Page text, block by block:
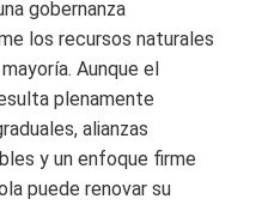
gobernanza
los recursos naturales
Aunque el
plenamente
alianzas
y un enfoque firme
puede renovar su